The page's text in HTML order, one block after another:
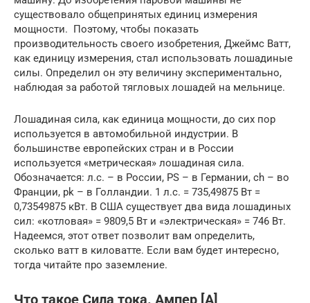
существовало общепринятых единиц измерения
мощности. Поэтому, чтобы показать
производительность своего изобретения, Джеймс Ватт,
как единицу измерения, стал использовать лошадиные
силы. Определил он эту величину экспериментально,
наблюдая за работой тягловых лошадей на мельнице.
Лошадиная сила, как единица мощности, до сих пор
используется в автомобильной индустрии. В
большинстве европейских стран и в России
используется «метрическая» лошадиная сила.
Обозначается: л.с. – в России, PS – в Германии, ch – во
Франции, pk – в Голландии. 1 л.с. = 735,49875 Вт =
0,73549875 кВт. В США существует два вида лошадиных
сил: «котловая» = 9809,5 Вт и «электрическая» = 746 Вт.
Надеемся, этот ответ позволит вам определить,
сколько ватт в киловатте. Если вам будет интересно,
тогда читайте про заземление.